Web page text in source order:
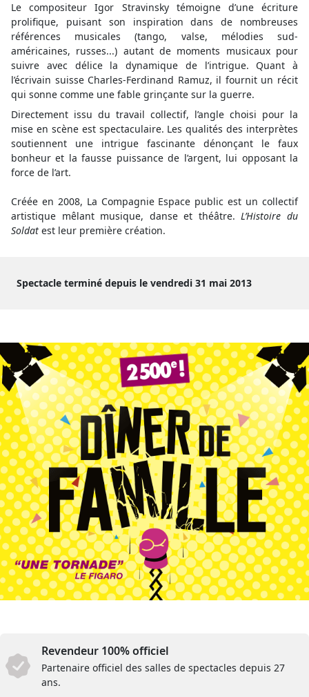
Le compositeur Igor Stravinsky témoigne d’une écriture
prolifique, puisant son inspiration dans de nombreuses
références musicales (tango, valse, mélodies sud-
américaines, russes...) autant de moments musicaux pour
suivre avec délice la dynamique de l’intrigue. Quant à
l’écrivain suisse Charles-Ferdinand Ramuz, il fournit un récit
qui sonne comme une fable grinçante sur la guerre.
Directement issu du travail collectif, l’angle choisi pour la
mise en scène est spectaculaire. Les qualités des interprètes
soutiennent une intrigue fascinante dénonçant le faux
bonheur et la fausse puissance de l’argent, lui opposant la
force de l’art.
Créée en 2008, La Compagnie Espace public est un collectif
artistique mêlant musique, danse et théâtre. L’Histoire du
Soldat est leur première création.
Spectacle terminé depuis le vendredi 31 mai 2013
Revendeur 100% officiel
Partenaire officiel des salles de spectacles depuis 27
ans.